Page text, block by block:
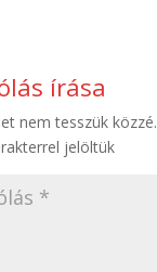
írása
nem tesszük közzé.
jelöltük